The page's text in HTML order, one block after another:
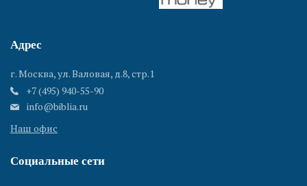
Адрес
г. Москва, ул. Валовая, д.8, стр.1
+7 (495) 940-55-90
info@biblia.ru
Наш офис
Социальные сети